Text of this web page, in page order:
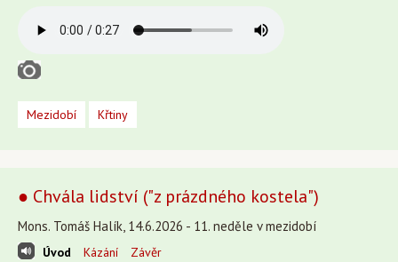
Mezidobí Křtiny
● Chvála lidství ("z prázdného kostela")
Mons. Tomáš Halík, 14.6.2026 - 11. neděle v mezidobí
Úvod Kázání Závěr